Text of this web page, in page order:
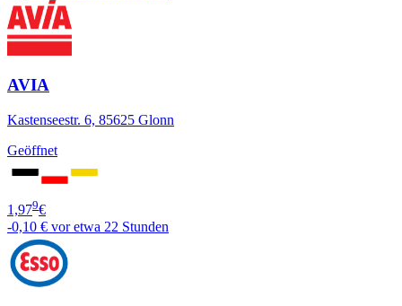
AVIA
Kastenseestr. 6, 85625 Glonn
Geöffnet
1,979€
-0,10 € vor etwa 22 Stunden